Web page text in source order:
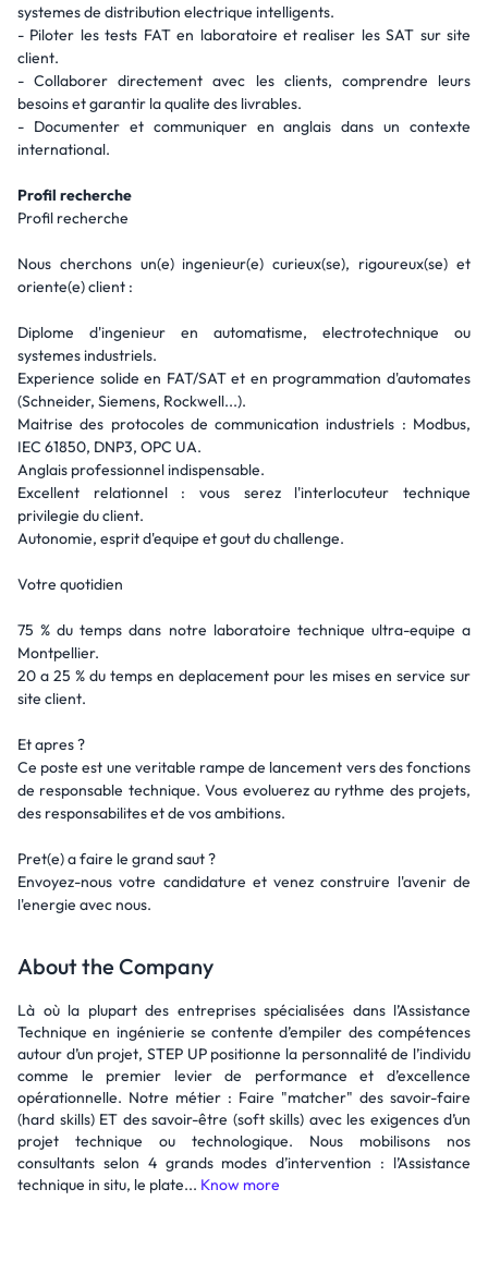
systemes de distribution electrique intelligents.
- Piloter les tests FAT en laboratoire et realiser les SAT sur site
client.
- Collaborer directement avec les clients, comprendre leurs
besoins et garantir la qualite des livrables.
- Documenter et communiquer en anglais dans un contexte
international.
Profil recherche
Profil recherche
Nous cherchons un(e) ingenieur(e) curieux(se), rigoureux(se) et
oriente(e) client :
Diplome d'ingenieur en automatisme, electrotechnique ou
systemes industriels.
Experience solide en FAT/SAT et en programmation d'automates
(Schneider, Siemens, Rockwell...).
Maitrise des protocoles de communication industriels : Modbus,
IEC 61850, DNP3, OPC UA.
Anglais professionnel indispensable.
Excellent relationnel : vous serez l'interlocuteur technique
privilegie du client.
Autonomie, esprit d'equipe et gout du challenge.
Votre quotidien
75 % du temps dans notre laboratoire technique ultra-equipe a
Montpellier.
20 a 25 % du temps en deplacement pour les mises en service sur
site client.
Et apres ?
Ce poste est une veritable rampe de lancement vers des fonctions
de responsable technique. Vous evoluerez au rythme des projets,
des responsabilites et de vos ambitions.
Pret(e) a faire le grand saut ?
Envoyez-nous votre candidature et venez construire l'avenir de
l'energie avec nous.
About the Company
Là où la plupart des entreprises spécialisées dans l’Assistance
Technique en ingénierie se contente d’empiler des compétences
autour d’un projet, STEP UP positionne la personnalité de l’individu
comme le premier levier de performance et d’excellence
opérationnelle. Notre métier : Faire "matcher" des savoir-faire
(hard skills) ET des savoir-être (soft skills) avec les exigences d’un
projet technique ou technologique. Nous mobilisons nos
consultants selon 4 grands modes d’intervention : l’Assistance
technique in situ, le plate... Know more